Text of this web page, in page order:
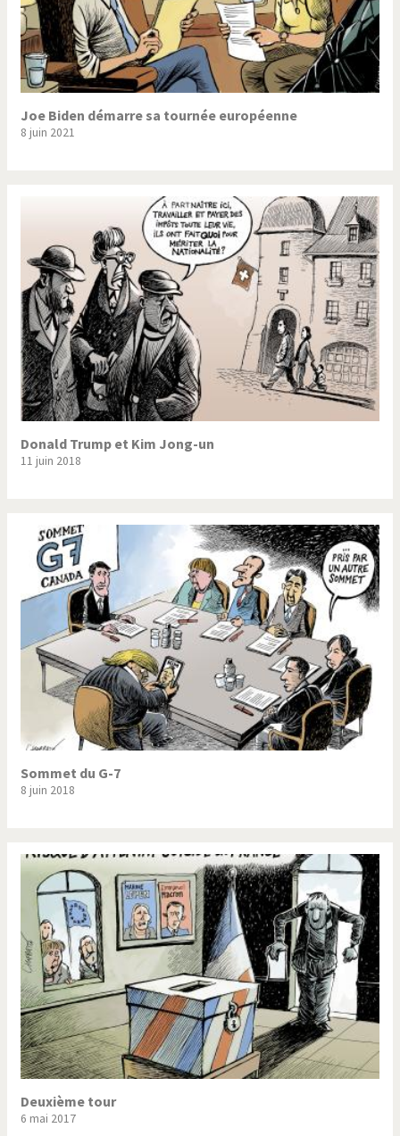
Joe Biden démarre sa tournée européenne
8 juin 2021
Donald Trump et Kim Jong-un
11 juin 2018
Sommet du G-7
8 juin 2018
Deuxième tour
6 mai 2017